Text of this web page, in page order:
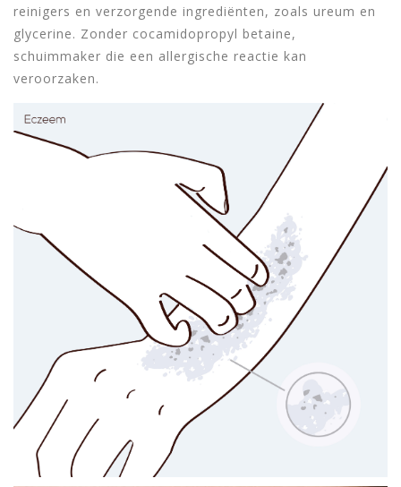
reinigers en verzorgende ingrediënten, zoals ureum en
glycerine. Zonder cocamidopropyl betaine,
schuimmaker die een allergische reactie kan
veroorzaken.